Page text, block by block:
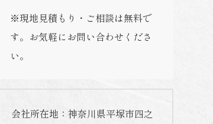
※現地見積もり・ご相談は無料で
す。お気軽にお問い合わせくださ
い。
会社所在地：神奈川県平塚市四之